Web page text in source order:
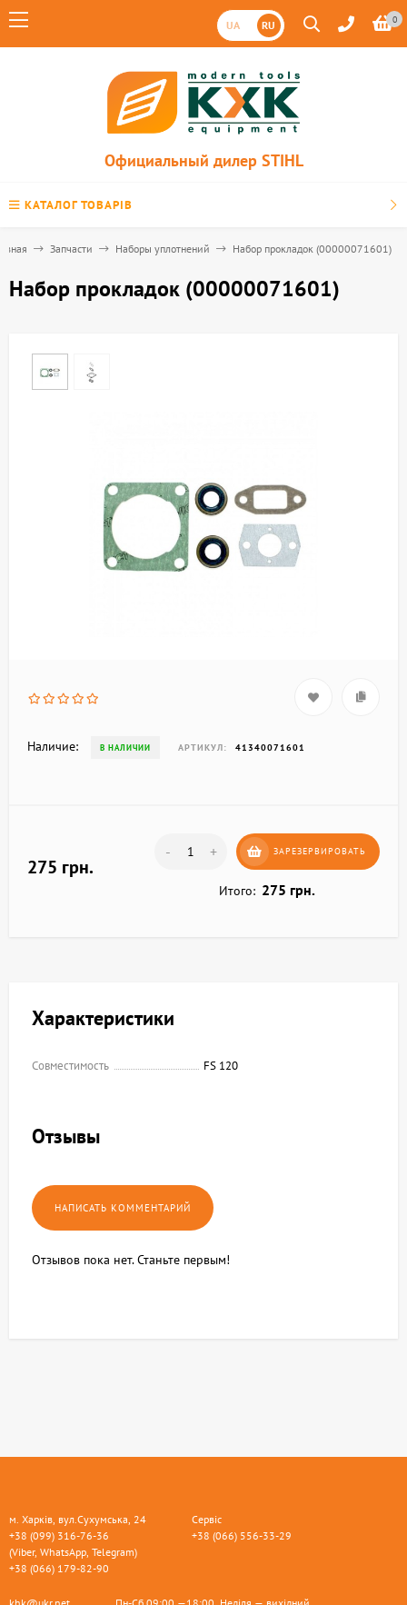
UA RU 0
Официальный дилер STIHL
КАТАЛОГ ТОВАРІВ
Запчасти Наборы уплотнений Набор прокладок (00000071601)
Набор прокладок (00000071601)
Наличие: В НАЛИЧИИ АРТИКУЛ: 41340071601
275 грн.
- + ЗАРЕЗЕРВИРОВАТЬ
Итого: 275 грн.
Характеристики
Совместимость FS 120
Отзывы
Отзывов пока нет. Станьте первым!
м. Харків, вул.Сухумська, 24
+38 (099) 316-76-36
(Viber, WhatsApp, Telegram)
+38 (066) 179-82-90
Сервіс
+38 (066) 556-33-29